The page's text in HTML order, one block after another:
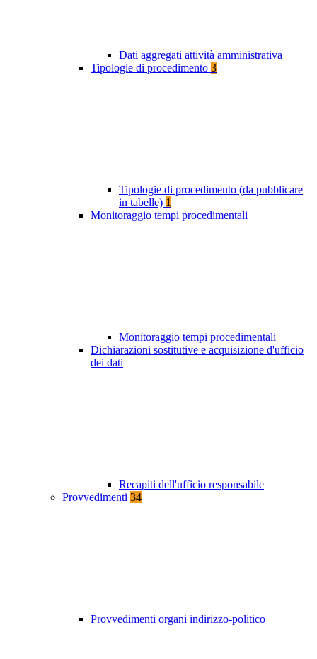
Dati aggregati attività amministrativa
Tipologie di procedimento 3
Tipologie di procedimento (da pubblicare
in tabelle) 1
Monitoraggio tempi procedimentali
Monitoraggio tempi procedimentali
Dichiarazioni sostitutive e acquisizione d'ufficio
dei dati
Recapiti dell'ufficio responsabile
Provvedimenti 34
Provvedimenti organi indirizzo-politico